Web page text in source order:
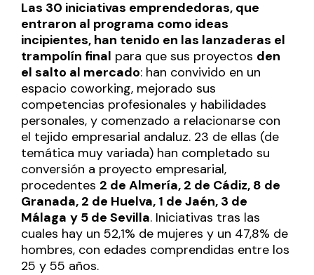
Las 30 iniciativas emprendedoras, que
entraron al programa como ideas
incipientes, han tenido en las lanzaderas el
trampolín final para que sus proyectos den
el salto al mercado: han convivido en un
espacio coworking, mejorado sus
competencias profesionales y habilidades
personales, y comenzado a relacionarse con
el tejido empresarial andaluz. 23 de ellas (de
temática muy variada) han completado su
conversión a proyecto empresarial,
procedentes 2 de Almería, 2 de Cádiz, 8 de
Granada, 2 de Huelva, 1 de Jaén, 3 de
Málaga y 5 de Sevilla. Iniciativas tras las
cuales hay un 52,1% de mujeres y un 47,8% de
hombres, con edades comprendidas entre los
25 y 55 años.